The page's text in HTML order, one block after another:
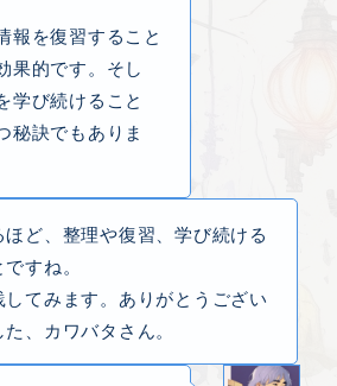
報を復習すること
果的です。そし
学び続けること
秘訣でもありま
ほど、整理や復習、学び続ける
すね。
してみます。ありがとうござい
た、カワバタさん。